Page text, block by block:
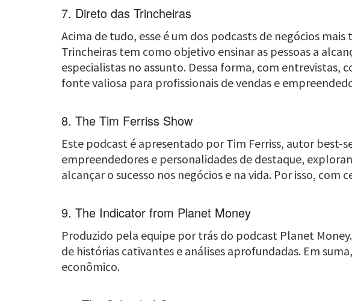
7. Direto das Trincheiras
Acima de tudo, esse é um dos podcasts de negócios
Trincheiras tem como objetivo ensinar as pessoas a
especialistas no assunto. Dessa forma, com entrevistas,
fonte valiosa para profissionais de vendas e
8. The Tim Ferriss Show
Este podcast é apresentado por Tim Ferriss, autor best-
empreendedores e personalidades de destaque,
alcançar o sucesso nos negócios e na vida. Por isso, com
9. The Indicator from Planet Money
Produzido pela equipe por trás do podcast Planet
de histórias cativantes e análises aprofundadas. Em
econômico.